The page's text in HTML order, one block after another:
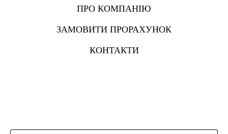
ПРО КОМПАНІЮ
ЗАМОВИТИ ПРОРАХУНОК
КОНТАКТИ